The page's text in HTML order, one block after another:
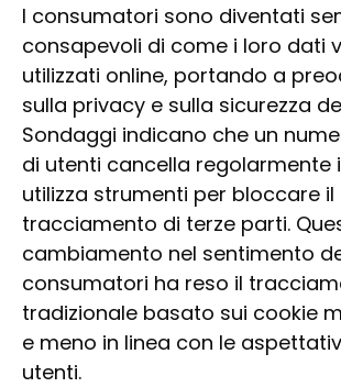
I consumatori sono diventati
consapevoli di come i loro dati
utilizzati online, portando a
sulla privacy e sulla sicurezza
Sondaggi indicano che un
di utenti cancella regolarmente
utilizza strumenti per bloccare il
tracciamento di terze parti.
cambiamento nel sentimento
consumatori ha reso il
tradizionale basato sui cookie
e meno in linea con le
utenti.